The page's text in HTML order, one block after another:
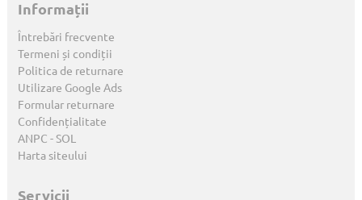
Informații
Întrebări frecvente
Termeni și condiții
Politica de returnare
Utilizare Google Ads
Formular returnare
Confidențialitate
ANPC -SOL
Harta siteului
Servicii